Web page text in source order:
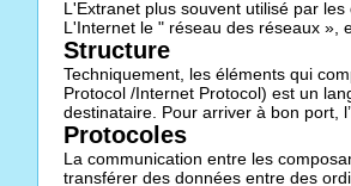
L'Extranet plus souvent utilisé par
L'Internet le " réseau des réseaux »,
Structure
Techniquement, les éléments qui
Protocol /Internet Protocol) est un
destinataire. Pour arriver à bon port,
Protocoles
La communication entre les
transférer des données entre des